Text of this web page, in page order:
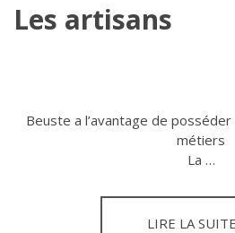
Les artisans
Beuste a l’avantage de
métiers
La …
LIRE LA SUITE